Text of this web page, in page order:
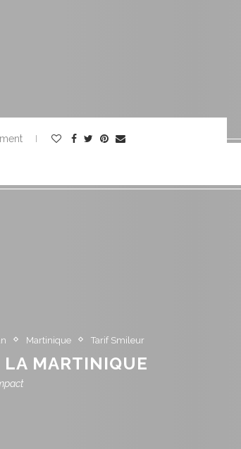
Martinique Tarif Smileur
LA MARTINIQUE